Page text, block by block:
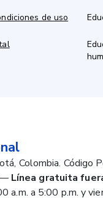
de uso
Colombia. Código
Línea gratuita
a.m. a 5:00 p.m. y